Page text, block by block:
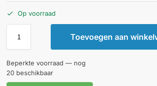
Op voorraad
Toevoegen aan
Beperkte voorraad — nog
20 beschikbaar